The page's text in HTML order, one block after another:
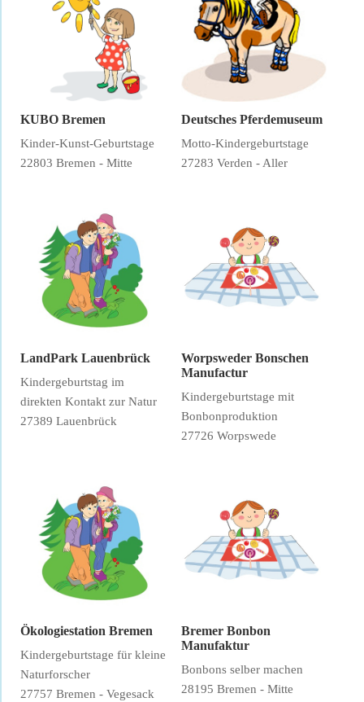
Filter verwerfen
KUBO Bremen
Kinder-Kunst-Geburtstage
22803 Bremen - Mitte
Deutsches Pferdemuseum
Motto-Kindergeburtstage
27283 Verden - Aller
LandPark Lauenbrück
Kindergeburtstag im
direkten Kontakt zur Natur
27389 Lauenbrück
Worpsweder Bonschen
Manufactur
Kindergeburtstage mit
Bonbonproduktion
27726 Worpswede
Ökologiestation Bremen
Kindergeburtstage für kleine
Naturforscher
27757 Bremen - Vegesack
Bremer Bonbon
Manufaktur
Bonbons selber machen
28195 Bremen - Mitte